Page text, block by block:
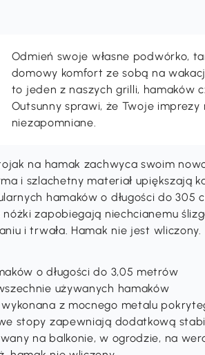
Odmień swoje własne podwórko,
domowy komfort ze sobą na
to jeden z naszych grilli, hamaków
Outsunny sprawi, że Twoje
niezapomniane.
na hamak zachwyca swoim
i szlachetny materiał upiększają
hamaków o długości do 305
zapobiegają niechcianemu
i trwała. Hamak nie jest wliczony.
o długości do 3,05 metrów
używanych hamaków
z mocnego metalu
stopy zapewniają dodatkową
na balkonie, w ogrodzie, na